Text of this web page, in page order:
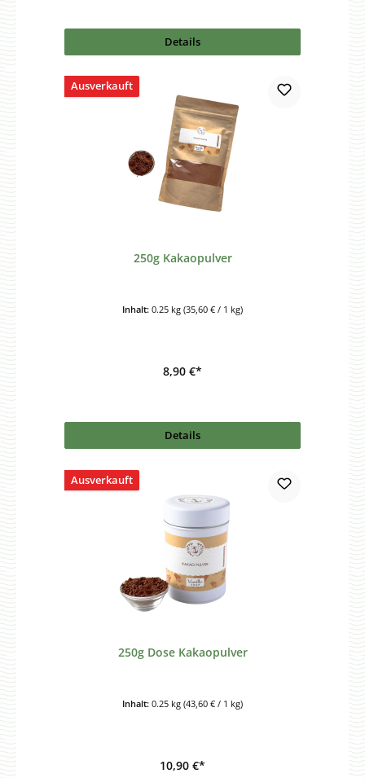
Details
Ausverkauft
250g Kakaopulver
Inhalt: 0.25 kg (35,60 € / 1 kg)
8,90 €*
Details
Ausverkauft
250g Dose Kakaopulver
Inhalt: 0.25 kg (43,60 € / 1 kg)
10,90 €*